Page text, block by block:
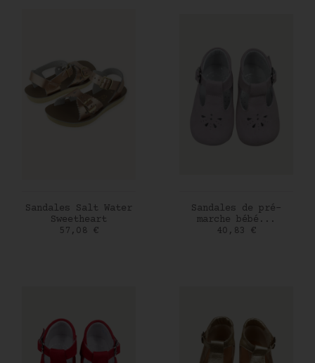
AJOUTER AU PANIER
Sandales Salt Water
Sweetheart
Prix
57,08 €
AJOUTER AU PANIER
Sandales de pré-
marche bébé...
Prix
40,83 €